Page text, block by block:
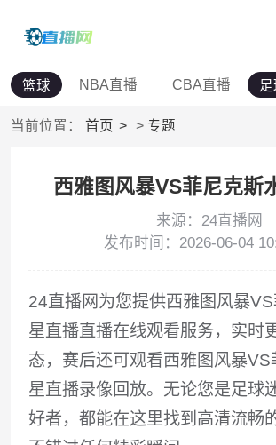
篮球 NBA直播 CBA直播
当前位置： 首页 > 专题
西雅图风暴VS菲尼克斯
来源：24直播网
发布时间：2026-06-04
24直播网为您提供西雅图风暴
星直播直播在线观看服务，实时
态，赛后还可观看西雅图风暴VS
星直播录像回放。无论您是足球
好者，都能在这里找到高清流畅